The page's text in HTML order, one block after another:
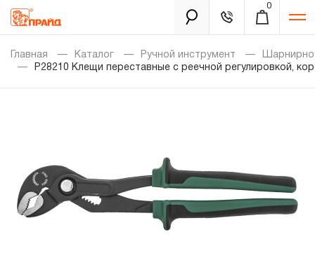
0
Каталог
Распродажа
Уцененный товар
Забыли пароль?
Главная Каталог Ручной инструмент
P28210 Клещи переставные с реечной регулировкой,